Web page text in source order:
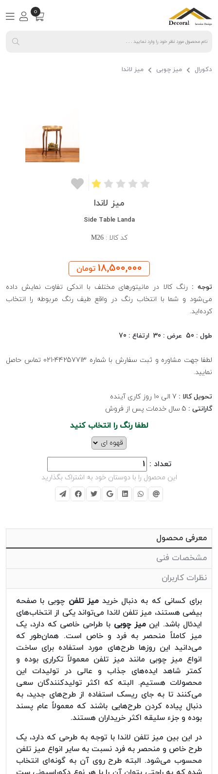
0
دکورال میز چوبی میز لاندا
میز لاندا
Side Table Landa
کد کالا :M26
18,500,000 تومان
توجه : رنگ کالا در مانیتورهای مختلف با اندکی تفاوت نمایش داده
می‌شود و شما با انتخاب رنگ در واقع طیف رنگ مربوطه را انتخاب
کرده‌اید.
طول : 50 عرض : 30 ارتفاع : 70
لطفا جهت مشاوره و ثبت سفارش با شماره 44257713-021 تماس حاصل
نمایید.
تحویل کالا :
گارانتی :
لطفا رنگ را انتخاب کنید
تعداد :
این محصول را با دوستان خود به اشتراک بگذارید
معرفی محصول
مشخصات فنی
نظرات کاربران
برای کسانی که به دنبال خریدمیز تلفن چوبی با صفحه
بیضی هستند، میز تلفن لاندا می‌تواند یکی از انتخاب‌های
ایدئال باشد. اینمیز چوبی با طراحی خاصی که دارد، یک
میز کاملاً منحصر به فرد و خاص است. همان‌طور که
می‌دانید این روزها طرح‌های مورد استفاده برای ساخت
انواع میز چوبی مانند میز تلفن معمولاً تکراری بوده و
کمتر شاهد ایده‌های جذاب و عالی در تولیدات این
محصولات هستیم. البته که اکثر تولیدکنندگان سعی
می‌کنند تا به جای ریسک استفاده از طرح‌های جدید، به
دنبال پیاده کردن طرح‌هایی باشند که معمولاً عام پسند
بوده و جزء سلیقه اکثر خریداران هستند.
در این بین میز تلفن لاندا با توجه به طرحی که دارد، یک
طرح خاص و منحصر به فرد نسبت به سایر انواع میز تلفن
محسوب می‌شود. البته طرح روی آن به گونه‌ای انتخاب